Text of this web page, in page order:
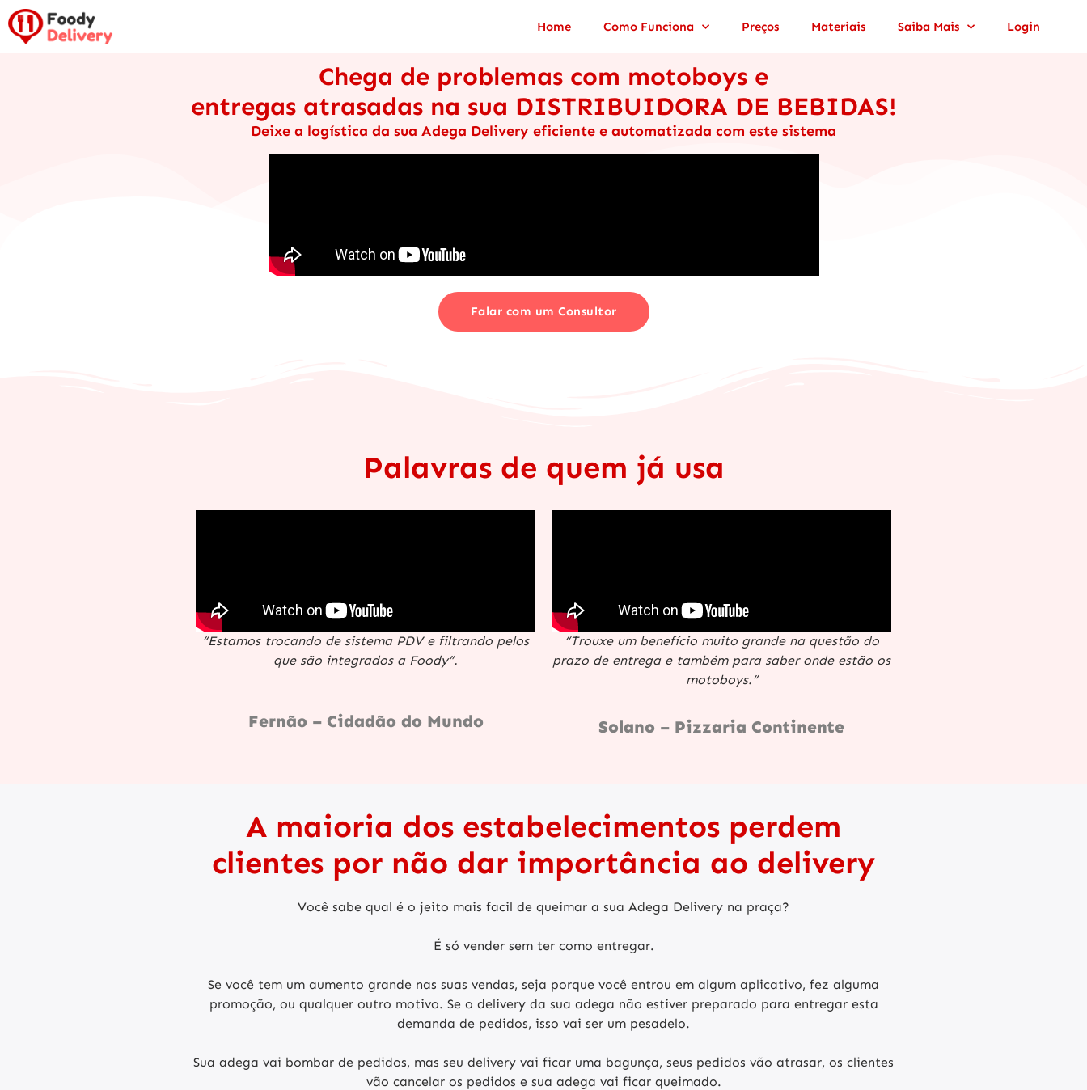
Home Como Funciona Preços Materiais Saiba Mais Login
Chega de problemas com motoboys e
entregas atrasadas na sua DISTRIBUIDORA DE BEBIDAS!
Deixe a logística da sua Adega Delivery eficiente e automatizada com este sistema
Falar com um Consultor
Palavras de quem já usa
“Estamos trocando de sistema PDV e filtrando pelos
que são integrados a Foody”.
Fernão – Cidadão do Mundo
“Trouxe um benefício muito grande na questão do
prazo de entrega e também para saber onde estão os
motoboys.”
Solano – Pizzaria Continente
A maioria dos estabelecimentos perdem
clientes por não dar importância ao delivery
Você sabe qual é o jeito mais facil de queimar a sua Adega Delivery na praça?
É só vender sem ter como entregar.
Se você tem um aumento grande nas suas vendas, seja porque você entrou em algum aplicativo, fez alguma
promoção, ou qualquer outro motivo. Se o delivery da sua adega não estiver preparado para entregar esta
demanda de pedidos, isso vai ser um pesadelo.
Sua adega vai bombar de pedidos, mas seu delivery vai ficar uma bagunça, seus pedidos vão atrasar, os clientes
vão cancelar os pedidos e sua adega vai ficar queimado.